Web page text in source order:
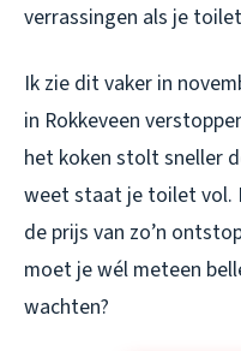
verrassingen als je
Ik zie dit vaker in
in Rokkeveen
het koken stolt sneller
weet staat je toilet vol.
de prijs van zo’n
moet je wél meteen
wachten?